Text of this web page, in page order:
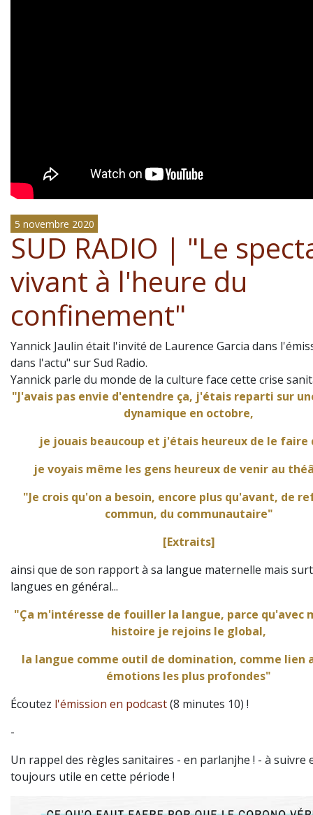
5 novembre 2020
SUD RADIO | "Le
vivant à l'heure du
confinement"
Yannick Jaulin était l'invité de Laurence Garcia dans
dans l'actu" surSud Radio.
Yannick parle du monde de la culture face cette crise
"J'avais pas envie d'entendre ça, j'étais reparti sur
dynamique en octobre,
je jouais beaucoup et j'étais heureux de le faire
je voyais même les gens heureux de venir au
"Je crois qu'on a besoin, encore plus qu'avant, de
commun, du communautaire"
[Extraits]
ainsi que de son rapport à sa langue maternelle mais
langues en général...
"Ça m'intéresse de fouiller la langue, parce qu'avec
histoire je rejoins le global,
la langue comme outil de domination, comme lien
émotions les plus profondes"
Écoutez l'émission en podcast(8 minutes 10) !
-
Un rappel des règles sanitaires - en parlanjhe ! - à suivre
toujours utile en cette période !